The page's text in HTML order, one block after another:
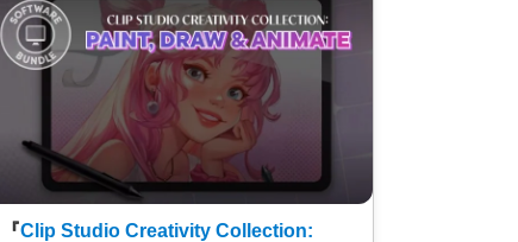
『Clip Studio Creativity Collection: